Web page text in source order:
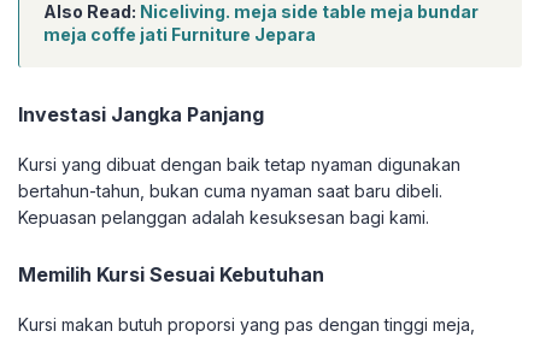
Also Read: Niceliving. meja side table meja bundar
meja coffe jati Furniture Jepara
Investasi Jangka Panjang
Kursi yang dibuat dengan baik tetap nyaman digunakan
bertahun-tahun, bukan cuma nyaman saat baru dibeli.
Kepuasan pelanggan adalah kesuksesan bagi kami.
Memilih Kursi Sesuai Kebutuhan
Kursi makan butuh proporsi yang pas dengan tinggi meja,